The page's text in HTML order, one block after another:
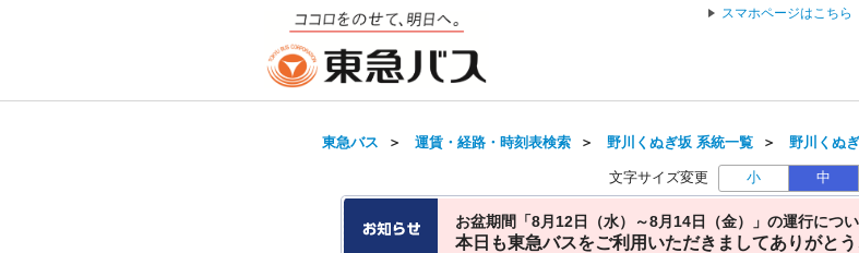
スマホページはこちら
東急バス ＞ 運賃・経路・時刻表検索 ＞ 野川くぬぎ坂 系統一覧 ＞ 野川くぬ
文字サイズ変更 小 中
お盆期間「8月12日（水）～8月14日（金）」の運行につ
本日も東急バスをご利用いただきましてありがとう